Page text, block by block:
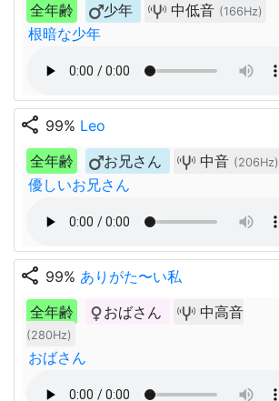
全年齢
少年 中低音 (166Hz)
根暗な少年
share 99% Leo
全年齢
お兄さん 中音 (206Hz)
優しいお兄さん
share 99% ありがた〜い私
全年齢
おばさん 中高音
(280Hz)
おばさん